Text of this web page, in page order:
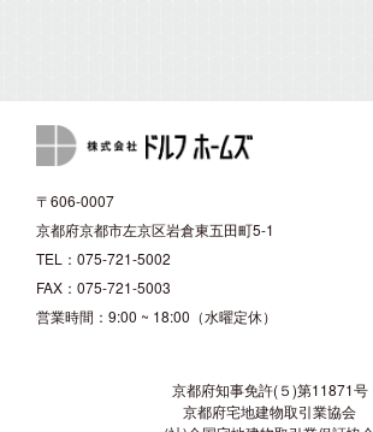
〒606-0007
京都府京都市左京区岩倉東五田町5-1
TEL：075-721-5002
FAX：075-721-5003
営業時間：9:00 ~ 18:00（水曜定休）
京都府知事免許(５)第11871号
京都府宅地建物取引業協会